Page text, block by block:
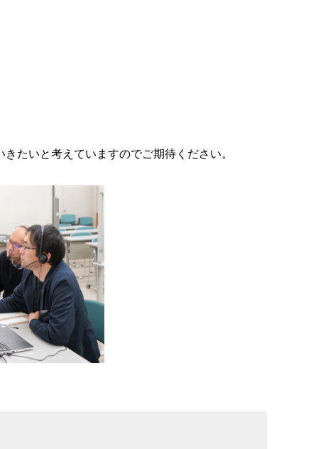
たいと考えていますのでご期待ください。